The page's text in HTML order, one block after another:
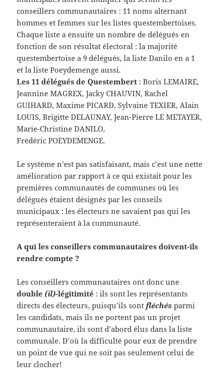
conseillers communautaires : 11 noms alternant
hommes et femmes sur les listes questembertoises.
Chaque liste a ensuite un nombre de délégués en
fonction de son résultat électoral : la majorité
questembertoise a 9 délégués, la liste Danilo en a 1
et la liste Poeydemenge aussi.
Les 11 délégués de Questembert : Boris LEMAIRE,
Jeannine MAGREX, Jacky CHAUVIN, Rachel
GUIHARD, Maxime PICARD, Sylvaine TEXIER, Alain
LOUIS, Brigitte DELAUNAY, Jean-Pierre LE METAYER,
Marie-Christine DANILO,
Frédéric POEYDEMENGE.
Le système n’est pas satisfaisant, mais c’est une nette
amélioration par rapport à ce qui existait pour les
premières communautés de communes où les
délégués étaient désignés par les conseils
municipaux : les électeurs ne savaient pas qui les
représenteraient à la communauté.
A qui les conseillers communautaires doivent-ils
rendre compte ?
Les conseillers communautaires ont donc une
double(il)-légitimité : ils sont les représentants
directs des électeurs, puisqu’ils sont fléchés parmi
les candidats, mais ils ne portent pas un projet
communautaire, ils sont d’abord élus dans la liste
communale. D’où la difficulté pour eux de prendre
un point de vue qui ne soit pas seulement celui de
leur clocher!